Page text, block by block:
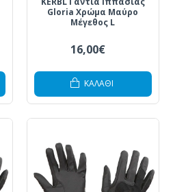
Gloria Χρώμα Μαύρο
Μέγεθος L
16,00€
ΚΑΛΆΘΙ